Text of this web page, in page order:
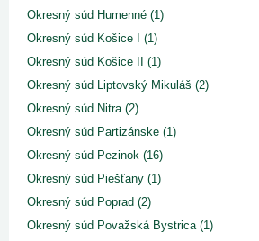
Okresný súd Humenné (1)
Okresný súd Košice I (1)
Okresný súd Košice II (1)
Okresný súd Liptovský Mikuláš (2)
Okresný súd Nitra (2)
Okresný súd Partizánske (1)
Okresný súd Pezinok (16)
Okresný súd Piešťany (1)
Okresný súd Poprad (2)
Okresný súd Považská Bystrica (1)